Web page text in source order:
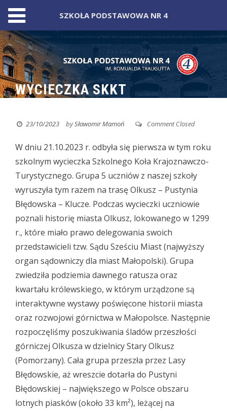
Skip
to
content
WYCIECZKA SKKT
23/10/2023 bySławomir Mamoń Comment Closed
W dniu 21.10.2023 r. odbyła się pierwsza w tym roku
szkolnym wycieczka Szkolnego Koła Krajoznawczo-
Turystycznego. Grupa 5 uczniów z naszej szkoły
wyruszyła tym razem na trasę Olkusz – Pustynia
Błędowska – Klucze. Podczas wycieczki uczniowie
poznali historię miasta Olkusz, lokowanego w 1299
r., które miało prawo delegowania swoich
przedstawicieli tzw. Sądu Sześciu Miast (najwyższy
organ sądowniczy dla miast Małopolski). Grupa
zwiedziła podziemia dawnego ratusza oraz
kwartału królewskiego, w którym urządzone są
interaktywne wystawy poświęcone historii miasta
oraz rozwojowi górnictwa w Małopolsce. Następnie
rozpoczęliśmy poszukiwania śladów przeszłości
górniczej Olkusza w dzielnicy Stary Olkusz
(Pomorzany). Cała grupa przeszła przez Lasy
Błędowskie, aż wreszcie dotarła do Pustyni
Błędowskiej – największego w Polsce obszaru
lotnych piasków (około 33 km²), leżącej na
SZKOŁA PODSTAWOWA NR 4